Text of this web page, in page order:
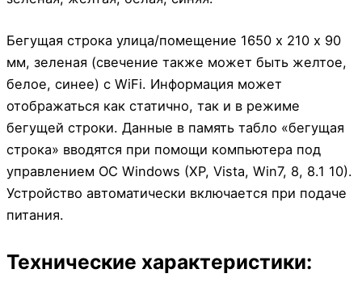
Бегущая строка улица/помещение 1650 х 210 х 90
мм, зеленая (свечение также может быть желтое,
белое, синее) с WiFi. Информация может
отображаться как статично, так и в режиме
бегущей строки. Данные в память табло «бегущая
строка» вводятся при помощи компьютера под
управлением ОС Windows (XP, Vista, Win7, 8, 8.1 10).
Устройство автоматически включается при подаче
питания.
Технические характеристики: